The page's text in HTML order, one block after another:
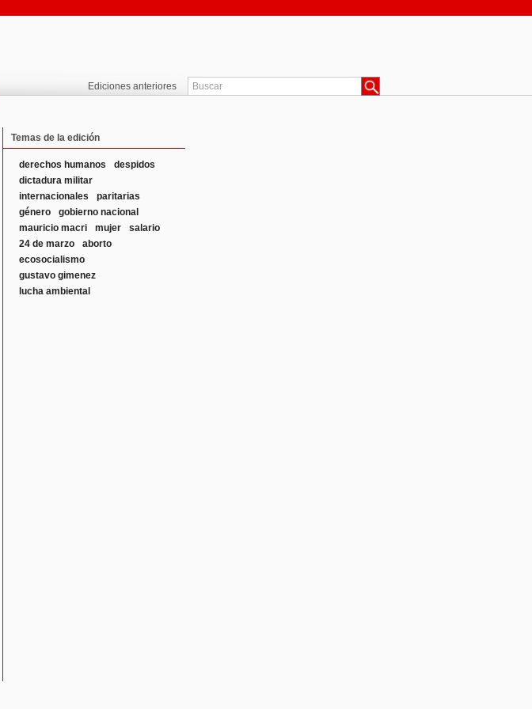
Ediciones anteriores
Temas de la edición
derechos humanos
despidos
dictadura militar
internacionales
paritarias
género
gobierno nacional
mauricio macri
mujer
salario
24 de marzo
aborto
ecosocialismo
gustavo gimenez
lucha ambiental